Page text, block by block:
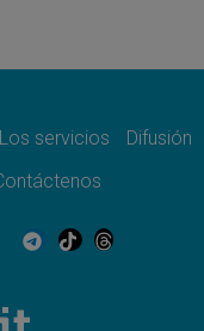
urgentes desafíos
de San
"En medio del
Los servicios
Difusión